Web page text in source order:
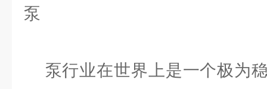
泵
泵行业在世界上是一个极为